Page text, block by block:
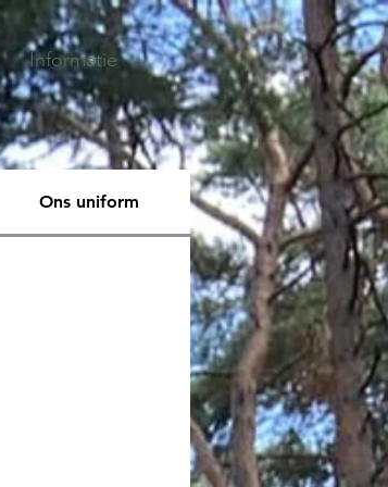
Informatie
Ons uniform